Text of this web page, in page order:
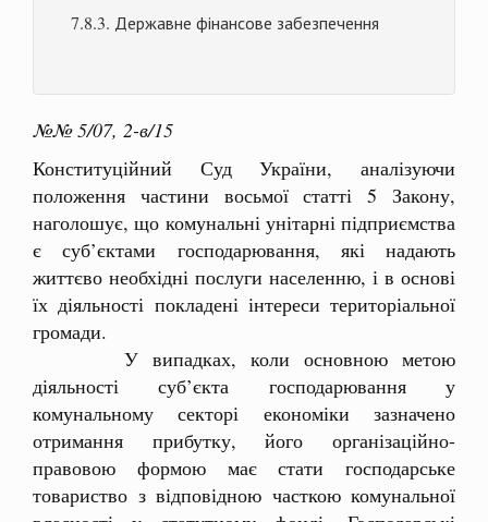
7.8.3. Державне фінансове забезпечення
№№ 5/07, 2-в/15
Конституційний Суд України, аналізуючи
положення частини восьмої статті 5 Закону,
наголошує, що комунальні унітарні підприємства
є суб’єктами господарювання, які надають
життєво необхідні послуги населенню, і в основі
їх діяльності покладені інтереси територіальної
громади.
У випадках, коли основною метою
діяльності суб’єкта господарювання у
комунальному секторі економіки зазначено
отримання прибутку, його організаційно-
правовою формою має стати господарське
товариство з відповідною часткою комунальної